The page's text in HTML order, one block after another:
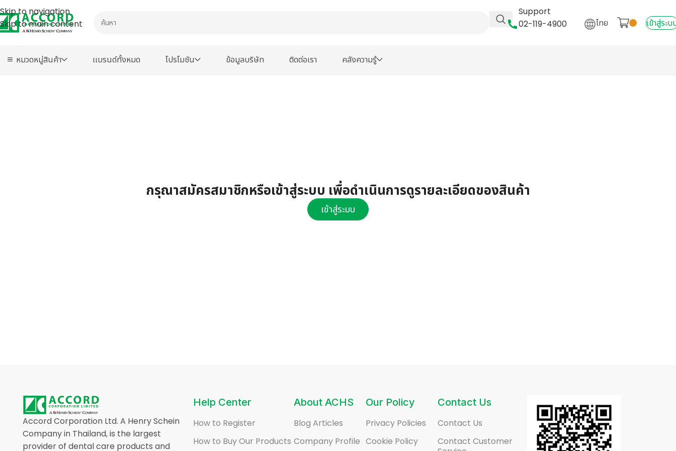
Skip to navigation
Skip to main content
Support
02-119-4900
ไทย เข้าสู่ระบ
หมวดหมู่สินค้า เเบรนด์ทั้งหมด โปรโมชัน ข้อมูลบริษัท ติดต่อเรา คลังความรู้
กรุณาสมัครสมาชิกหรือเข้าสู่ระบบ เพื่อดำเนินการดูรายละเอียดของสินค้า
เข้าสู่ระบบ
Accord Corporation Ltd. A Henry Schein
Company in Thailand, is the largest
provider of dental care products and
Help Center
How to Register
How to Buy Our Products
About ACHS
Blog Articles
Company Profile
Our Policy
Privacy Policies
Cookie Policy
Contact Us
Contact Us
Contact Customer